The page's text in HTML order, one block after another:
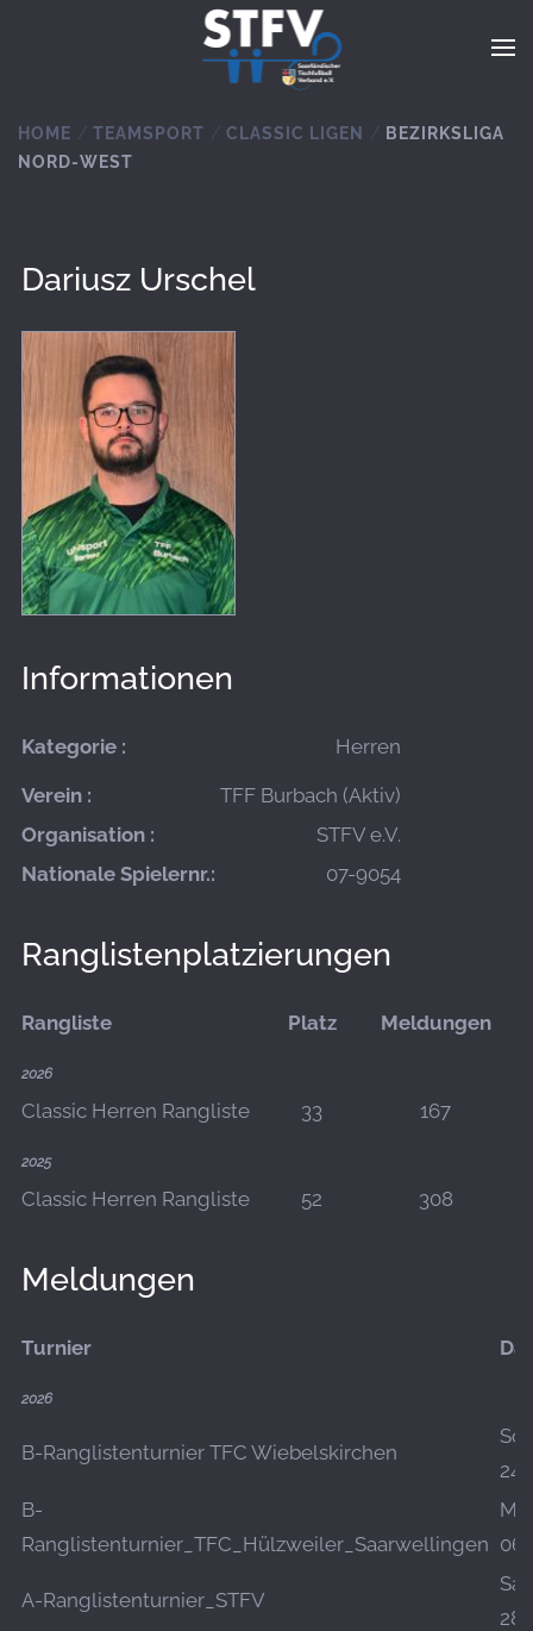
Zum Hauptinhalt springen
HOME TEAMSPORT CLASSIC LIGEN
BEZIRKSLIGA
NORD-WEST
Dariusz Urschel
Informationen
Kategorie : Herren
Verein :
TFF Burbach (Aktiv)
Organisation :
STFV e.V.
Nationale Spielernr.:
07-9054
Ranglistenplatzierungen
Rangliste Platz Meldungen
2026
Classic Herren Rangliste 33 167
2025
Classic Herren Rangliste 52 308
Meldungen
Turnier
2026
B-Ranglistenturnier TFC Wiebelskirchen
So.,
B-
Ranglistenturnier_TFC_Hülzweiler_Saarwellingen
A-Ranglistenturnier_STFV
Sa.,